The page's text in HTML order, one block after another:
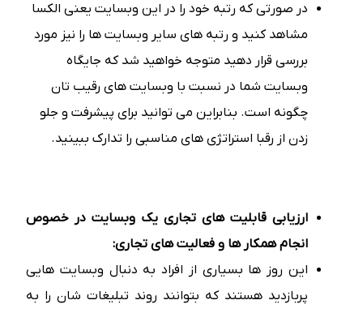
در صورتی که رتبه خود را در این وبسایت یعنی الکسا
مشاهد کنید و رتبه های سایر وبسایت ها را نیز مورد
بررسی قرار دهید متوجه خواهید شد که جایگاه
وبسایت شما در نسبت با وبسایت های رقیب تان
چگونه است. بنابراین می توانید برای پیشرفت و جلو
زدن از رقبا استراتژی های مناسبی را تدارک ببینید.
ارزیابی قابلیت های تجاری یک وبسایت در خصوص
انجام همکار ها و فعالیت های تجاری:
این روز ها بسیاری از افراد به دنبال وبسایت هایی
پربازدید هستند که بتوانند روند تبلیغات شان را به